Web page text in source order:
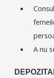
A nu